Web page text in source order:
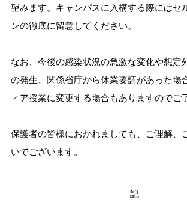
望みます。キャンパスに入構する際にはセ
ンの徹底に留意してください。
なお、今後の感染状況の急激な変化や想定
の発生、関係省庁から休業要請があった場
ィア授業に変更する場合もありますのでご
保護者の皆様におかれましても、ご理解、
いでございます。
記